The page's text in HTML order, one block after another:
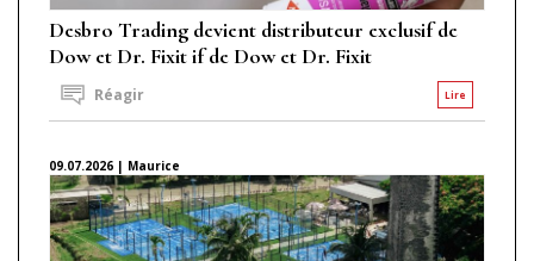
Desbro Trading devient distributeur exclusif de
Dow et Dr. Fixit if de Dow et Dr. Fixit
Lire
Réagir
09.07.2026 | Maurice